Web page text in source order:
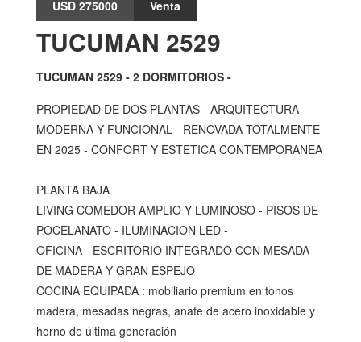
USD 275000 Venta
TUCUMAN 2529
TUCUMAN 2529 - 2 DORMITORIOS -
PROPIEDAD DE DOS PLANTAS - ARQUITECTURA
MODERNA Y FUNCIONAL - RENOVADA TOTALMENTE
EN 2025 - CONFORT Y ESTETICA CONTEMPORANEA
PLANTA BAJA
LIVING COMEDOR AMPLIO Y LUMINOSO - PISOS DE
POCELANATO - ILUMINACION LED -
OFICINA - ESCRITORIO INTEGRADO CON MESADA
DE MADERA Y GRAN ESPEJO
COCINA EQUIPADA : mobiliario premium en tonos
madera, mesadas negras, anafe de acero inoxidable y
horno de última generación